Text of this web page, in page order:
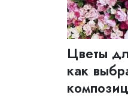
Цветы
как